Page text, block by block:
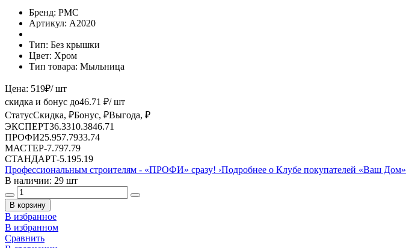
Бренд: РМС
Артикул: A2020
Тип: Без крышки
Цвет: Хром
Тип товара: Мыльница
Цена: 519₽/ шт
скидка и бонус до46.71 ₽/ шт
СтатусСкидка, ₽Бонус, ₽Выгода, ₽
ЭКСПЕРТ36.3310.3846.71
ПРОФИ25.957.7933.74
МАСТЕР-7.797.79
СТАНДАРТ-5.195.19
Профессиональным строителям - «ПРОФИ» сразу! ›Подробнее о Клубе покупателей «Ваш Дом»
В наличии: 29 шт
В корзину
В избранное
В избранном
Сравнить